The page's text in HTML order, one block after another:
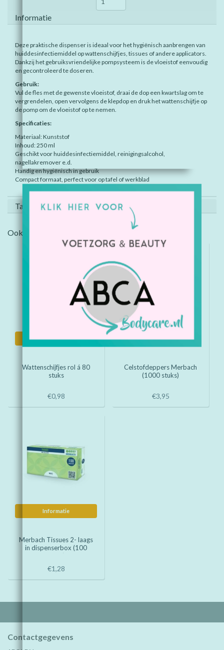
Informatie
Deze praktische dispenser is ideaal voor het hygiënisch aanbrengen van
huiddesinfectiemiddel op wattenschijfjes, tissues of andere applicators.
Dankzij het gebruiksvriendelijke pompsysteem is de vloeistof eenvoudig
en gecontroleerd te doseren.
Gebruik:
Vul de fles met de gewenste vloeistof, draai de dop een kwartslag om te
vergrendelen, open vervolgens de klepdop en druk het wattenschijfje op
de pomp om de vloeistof op te nemen.
Specificaties:
Materiaal: Kunststof
Inhoud: 250 ml
Geschikt voor huiddesinfectiemiddel, reinigingsalcohol,
nagellakremover e.d.
Handig en hygiënisch in gebruik
Compact formaat, perfect voor op tafel of werkblad
Tags (0)
Ook interessant?
Informatie
Wattenschijfjes rol á 80
stuks
€0,98
Informatie
Celstofdeppers Merbach
(1000 stuks)
€3,95
Informatie
Merbach Tissues 2- laags
in dispenserbox (100
stuks)
€1,28
Contactgegevens